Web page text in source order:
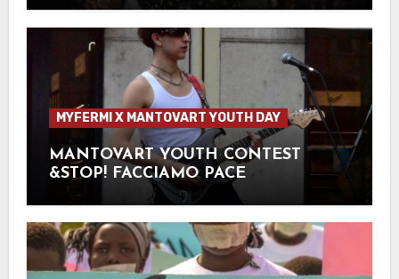
MYFERMI X MANTOVART YOUTH DAY
MANTOVART YOUTH CONTEST
&STOP! FACCIAMO PACE